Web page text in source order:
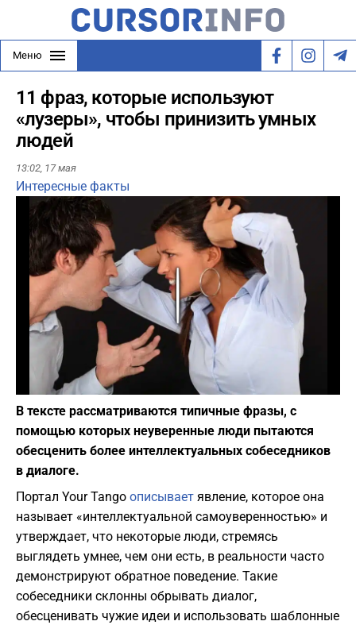
Меню
11 фраз, которые используют
«лузеры», чтобы принизить умных
людей
13:02, 17 мая
Интересные факты
Play
Фото: depositphotos.com
В тексте рассматриваются типичные фразы, с
помощью которых неуверенные люди пытаются
обесценить более интеллектуальных собеседников
в диалоге.
Портал Your Tango описывает явление, которое она
называет «интеллектуальной самоуверенностью» и
утверждает, что некоторые люди, стремясь
выглядеть умнее, чем они есть, в реальности часто
демонстрируют обратное поведение. Такие
собеседники склонны обрывать диалог,
обесценивать чужие идеи и использовать шаблонные